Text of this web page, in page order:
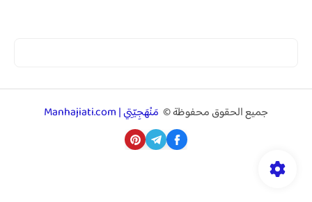
جميع الحقوق محفوظة © مَنْهَجِيّتِي | Manhajiati.com